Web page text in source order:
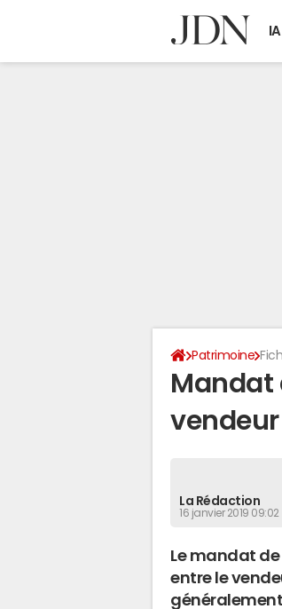
Patrimoine
Mandat
vendeur
La Rédaction
16 janvier 2019 09:02
Le mandat
entre le